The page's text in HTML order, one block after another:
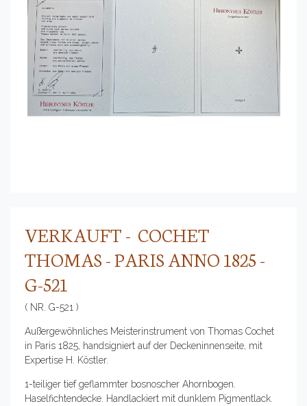
VERKAUFT - COCHET
THOMAS - PARIS ANNO 1825 -
G-521
( NR. G-521 )
Außergewöhnliches Meisterinstrument von Thomas Cochet
in Paris 1825, handsigniert auf der Deckeninnenseite, mit
Expertise H. Köstler.
1-teiliger tief geflammter bosnoscher Ahornbogen.
Haselfichtendecke. Handlackiert mit dunklem Pigmentlack.